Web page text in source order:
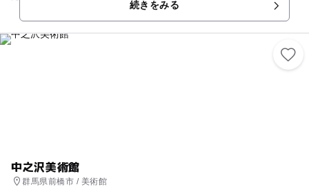
できる印刷サービス専門店です。季節やイベントのご挨拶ハガキはもちろ
んのこと、名刺・チラシ・ポスターや製本・写真集まで、印刷のことなら
何でもお任せください。
続きをみる
中之沢美術館
群馬県前橋市 / 美術館